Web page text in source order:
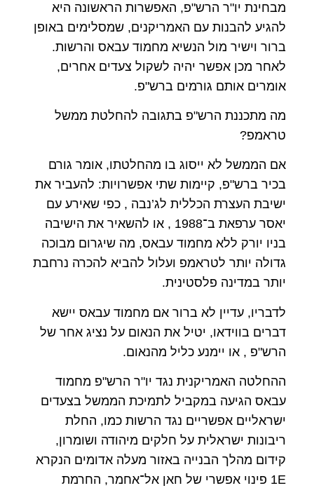
מבחינת יו"ר הרש"פ, האפשרות הראשונה היא
להגיע להבנות עם האמריקנים, שמסלימים באופן
ברור וישיר מול הנשיא מחמוד עבאס והרשות.
לאחר מכן אפשר יהיה לשקול צעדים אחרים,
אומרים אותם גורמים ברש"פ.
מה מתכננת הרש"פ בתגובה להחלטת ממשל
טראמפ?
אם הממשל לא ייסוג בו מהחלטתו, אומר גורם
בכיר ברש"פ, קיימות שתי אפשרויות: להעביר את
ישיבת העצרת הכללית לג’נבה , כפי שאירע עם
יאסר ערפאת ב־1988 , או להשאיר את הישיבה
בניו יורק ללא מחמוד עבאס, מה שיגרום מבוכה
גדולה יותר לטראמפ ועלול להביא להכרה נרחבת
יותר במדינה פלסטינית.
לדבריו, עדיין לא ברור אם מחמוד עבאס יישא
דברים בווידאו, יטיל את הנאום על נציג אחר של
הרש"פ , או יימנע כליל מהנאום.
ההחלטה האמריקנית נגד יו"ר הרש"פ מחמוד
עבאס הגיעה במקביל לתמיכת הממשל בצעדים
ישראליים אפשריים נגד הרשות כמו, החלת
ריבונות ישראלית על חלקים מיהודה ושומרון,
קידום מהלך הבנייה באזור מעלה אדומים הנקרא
1E פינוי אפשרי של חאן אל־אחמר, החרמת